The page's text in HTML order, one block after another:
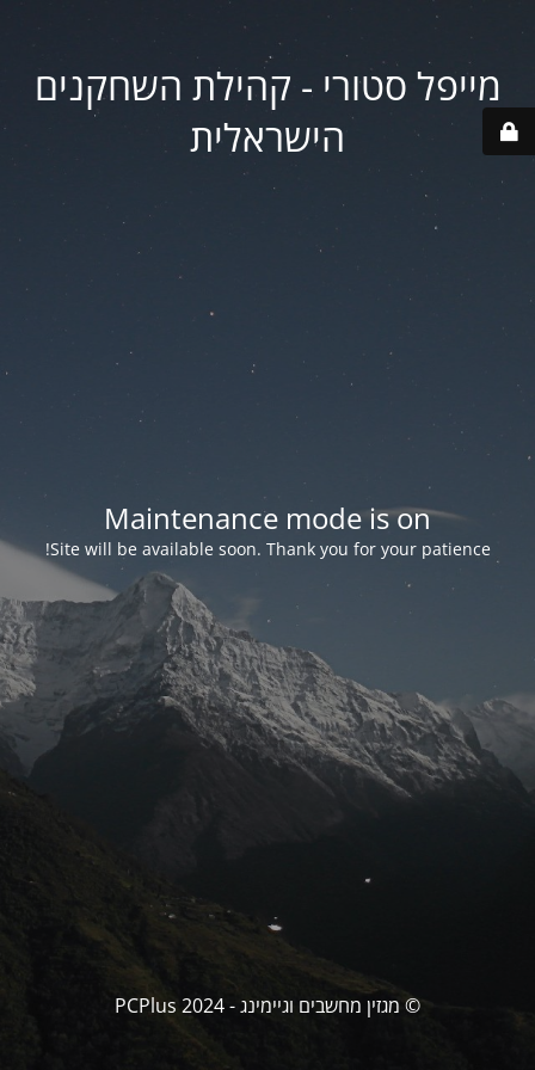
מייפל סטורי - קהילת השחקנים
הישראלית
Maintenance mode is on
Site will be available soon. Thank you for your patience!
© מגזין מחשבים וגיימינג - PCPlus 2024